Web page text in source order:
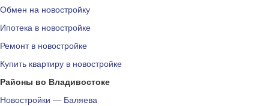
Обмен на новостройку
Ипотека в новостройке
Ремонт в новостройке
Купить квартиру в новостройке
Районы во Владивостоке
Новостройки — Баляева